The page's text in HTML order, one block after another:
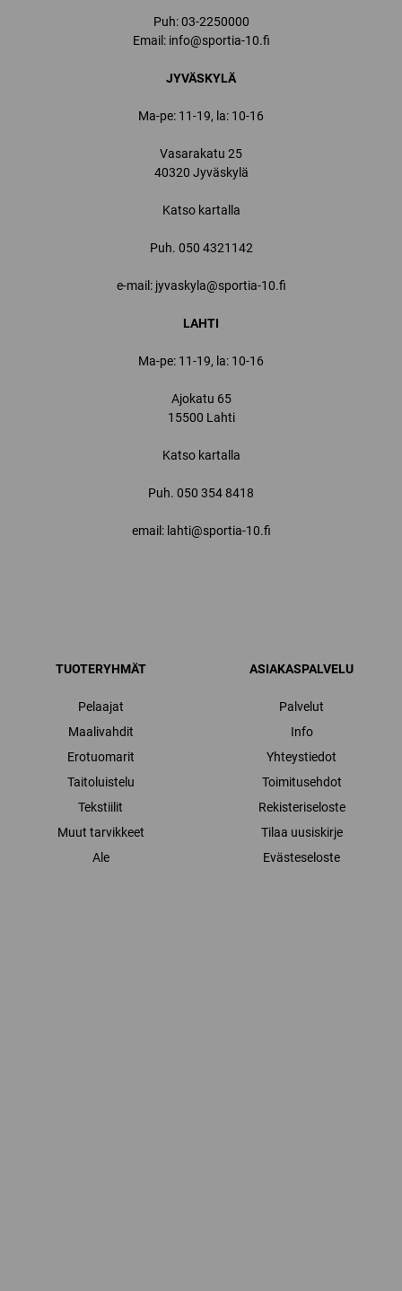
Puh:03-2250000
Email: info@sportia-10.fi
JYVÄSKYLÄ
Ma-pe: 11-19, la: 10-16
Vasarakatu 25
40320 Jyväskylä
Katso kartalla
Puh. 050 4321142
e-mail: jyvaskyla@sportia-10.fi
LAHTI
Ma-pe: 11-19, la: 10-16
Ajokatu 65
15500 Lahti
Katso kartalla
Puh. 050 354 8418
email: lahti@sportia-10.fi
TUOTERYHMÄT
Pelaajat
Maalivahdit
Erotuomarit
Taitoluistelu
Tekstiilit
Muut tarvikkeet
Ale
ASIAKASPALVELU
Palvelut
Info
Yhteystiedot
Toimitusehdot
Rekisteriseloste
Tilaa uusiskirje
Evästeseloste